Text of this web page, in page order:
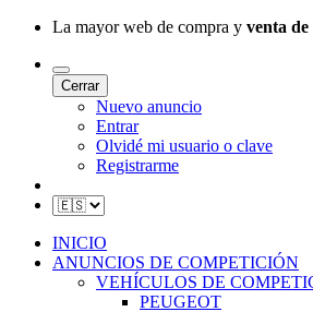
La mayor web de compra y venta
Cerrar
Nuevo anuncio
Entrar
Olvidé mi usuario o clave
Registrarme
INICIO
ANUNCIOS DE COMPETICIÓN
VEHÍCULOS DE
PEUGEOT